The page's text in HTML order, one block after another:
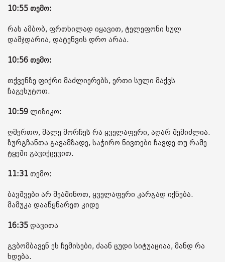
10:55 თემო:
რას ამბობ, ფრთხილად იყავით, ტელეფონი სულ
დამჯდარია, დატენვის დრო არაა.
10:56 თემო:
თქვენზე ფიქრი მაძლიერებს, ერთი სული მაქვს
ჩაგეხუტოთ.
10:59 ლიზიკო:
ღმერთო, მალე მორჩეს რა ყველაფერი, აღარ შემიძლია.
ზურგჩანთა გავამზადე, საჭირო ნივთები ჩავდე თუ რამე
ტყეში გავიქცევით.
11:31 თემო:
ბავშვები არ შეაშინოთ, ყველაფერი კარგად იქნება.
მამუკა დააწყნარეთ კიდე
16:35 დავითა
გვბომბავენ ეს ჩემისები, ძაან ცუდი სიტუაციაა, მანდ რა
ხდება.